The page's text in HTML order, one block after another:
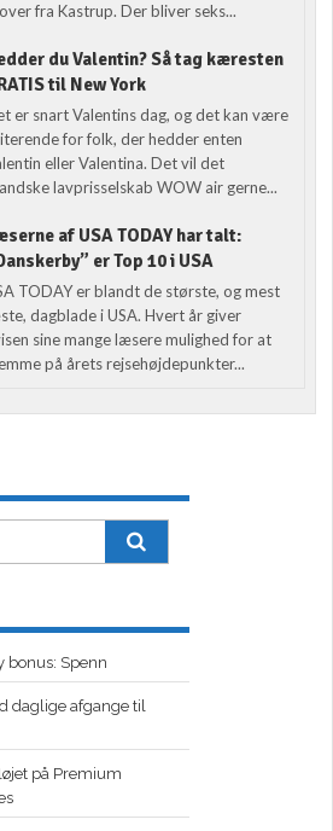
fra Kastrup. Der bliver seks...
du Valentin? Så tag kæresten
til New York
er snart Valentins dag, og det kan være
for folk, der hedder enten
eller Valentina. Det vil det
lavprisselskab WOW air gerne...
af USA TODAY har talt:
er Top 10 i USA
TODAY er blandt de største, og mest
dagblade i USA. Hvert år giver
sine mange læsere mulighed for at
på årets rejsehøjdepunkter...
bonus: Spenn
daglige afgange til
på Premium